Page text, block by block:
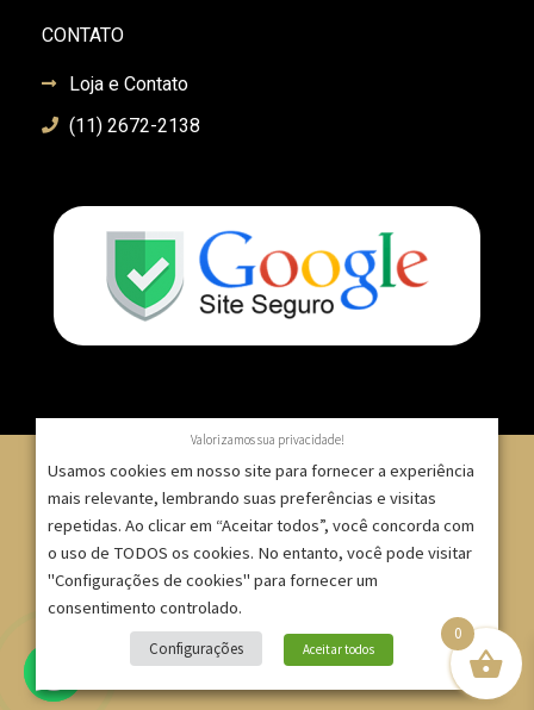
CONTATO
Loja e Contato
(11) 2672-2138
© 2007 – 2025 – ImpressionModaFesta | Rua Serra de
Japi, 1332 – Tatuapé – São Paulo/SP – CNPJ:
09.271.257/0001-52 |
Site criado por Bruno Gontijo
0
Valorizamos sua privacidade!
Usamos cookies em nosso site para fornecer a experiência
mais relevante, lembrando suas preferências e visitas
repetidas. Ao clicar em “Aceitar todos”, você concorda com
o uso de TODOS os cookies. No entanto, você pode visitar
"Configurações de cookies" para fornecer um
consentimento controlado.
Configurações Aceitar todos